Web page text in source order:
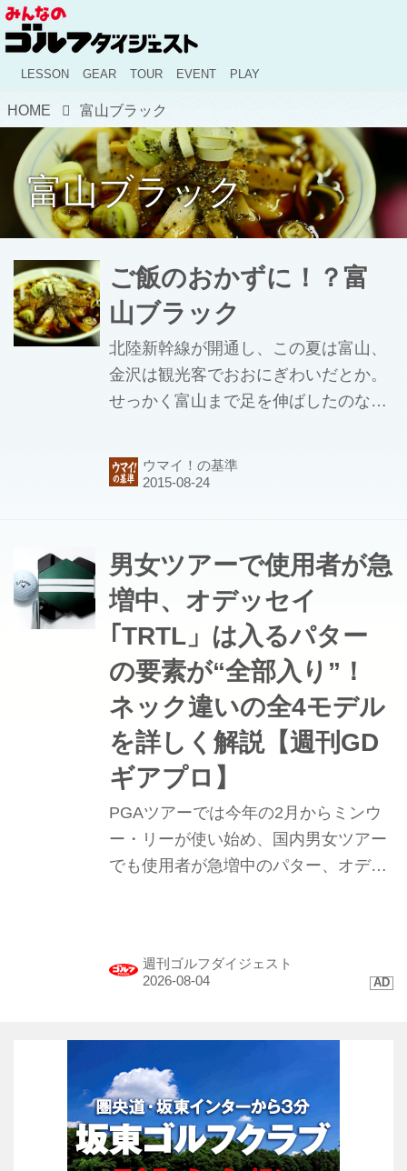
LESSON GEAR TOUR EVENT PLAY
HOME 富山ブラック
富山ブラック
ご飯のおかずに！？富
山ブラック
北陸新幹線が開通し、この夏は富山、
金沢は観光客でおおにぎわいだとか。
せっかく富山まで足を伸ばしたのな
「富山ブラック」 醤油ベースの真っ黒
のスープがお馴染みのあの富山ブラッ
あるし、ラーメングランプリで富山ブ
ラックの人気店である「麺家 いろは」
が出展していて、４年連続売り上げ１
位を記録するなど、全国区になってき
ました(#^.^#)富山市内には富山ブラッ
クのお店がいくつもあって、実際にど
のお店に行こうか迷うほど。 中でも一
番の老舗なのが昭和２２年創業の「大
喜」。 お店が富山市内に５店舗あっ...
ウマイ！の基準
男女ツアーで使用者が急
増中、オデッセイ
｢TRTL」は入るパター
の要素が“全部入り”！
ネック違いの全4モデル
を詳しく解説【週刊GD
ギアプロ】
PGAツアーでは今年の2月からミンウ
ー・リーが使い始め、国内男女ツアー
でも使用者が急増中のパター、オデッ
た。 週刊ゴルフダイジェスト